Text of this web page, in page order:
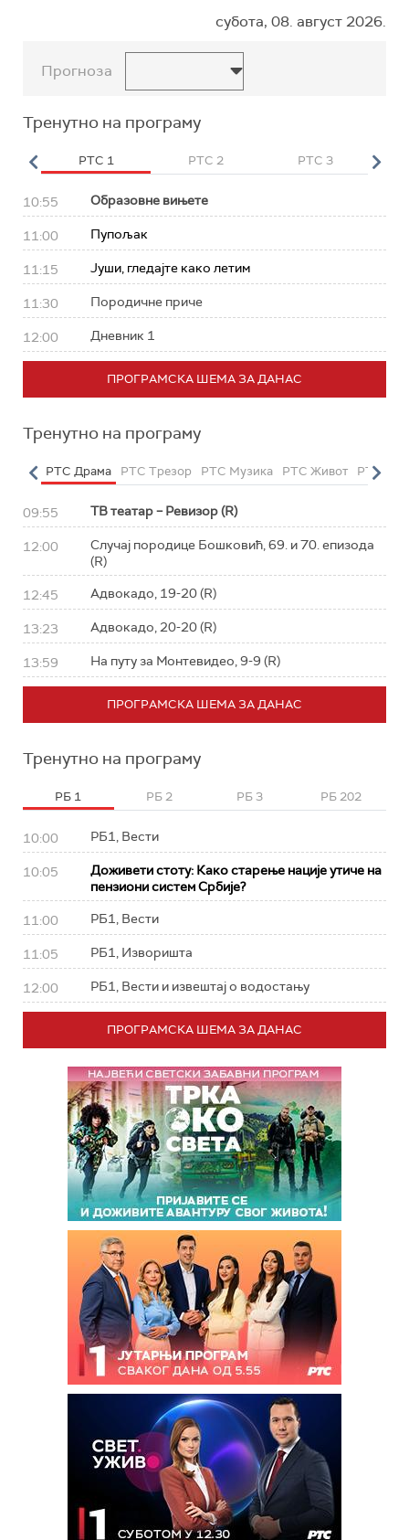
субота, 08. август 2026.
Прогноза
Тренутно на програму
РТС 1 РТС 2 РТС 3
10:55 Образовне вињете
11:00 Пупољак
11:15 Јуши, гледајте како летим
11:30 Породичне приче
12:00 Дневник 1
ПРОГРАМСКА ШЕМА ЗА ДАНАС
Тренутно на програму
РТС Драма РТС Трезор РТС Музика РТС Живот РТС
09:55 ТВ театар – Ревизор (R)
12:00
Случај породице Бошковић, 69. и 70. епизода
(R)
12:45 Адвокадо, 19-20 (R)
13:23 Адвокадо, 20-20 (R)
13:59 На путу за Монтевидео, 9-9 (R)
ПРОГРАМСКА ШЕМА ЗА ДАНАС
Тренутно на програму
РБ 1 РБ 2 РБ 3 РБ 202
10:00 РБ1, Вести
10:05
Доживети стоту: Како старење нације утиче на
пензиони систем Србије?
11:00 РБ1, Вести
11:05 РБ1, Изворишта
12:00 РБ1, Вести и извештај о водостању
ПРОГРАМСКА ШЕМА ЗА ДАНАС